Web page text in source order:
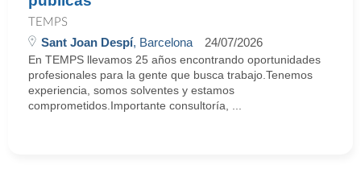
TEMPS
Sant Joan Despí, Barcelona 24/07/2026
En TEMPS llevamos 25 años encontrando oportunidades
profesionales para la gente que busca trabajo.Tenemos
experiencia, somos solventes y estamos
comprometidos.Importante consultoría, ...